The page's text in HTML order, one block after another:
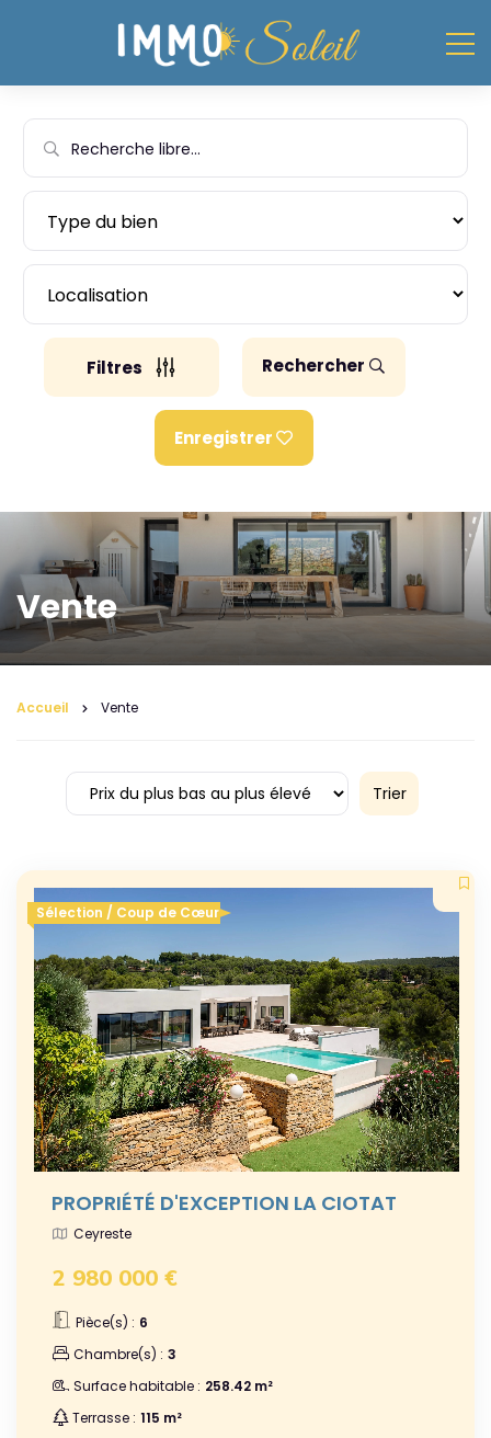
Filtres Rechercher
Enregistrer
Vente
Accueil Vente
Trier
Sélection / Coup de Cœur
PROPRIÉTÉ D'EXCEPTION LA CIOTAT
Ceyreste
2 980 000 €
Pièce(s) : 6
Chambre(s) : 3
Surface habitable : 258.42 m²
Terrasse : 115 m²